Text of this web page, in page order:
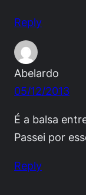
Reply
Abelardo
05/12/2013
É a balsa
Passei por
Reply